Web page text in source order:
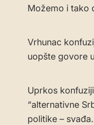
Možemo i tako
Vrhunac
uopšte govore
Uprkos
“alternativne
politike –